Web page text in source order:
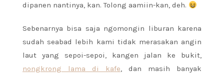
dipanen nantinya, kan. Tolong aamiin-kan, deh.
Sebenarnya bisa saja ngomongin liburan karena
sudah seabad lebih kami tidak merasakan angin
laut yang sepoi-sepoi, kangen jalan ke bukit,
nongkrong lama di kafe, dan masih banyak